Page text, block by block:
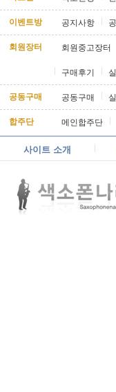
이벤트방 공지사항
회원장터 회원중고장터
구매후기
공동구매 공동구매
합주단 메인합주단
사이트 소개